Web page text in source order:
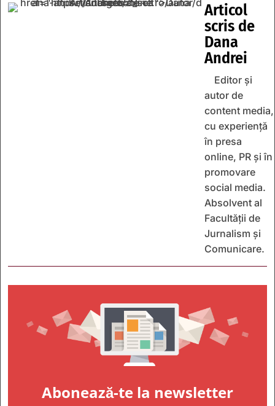
Articol
scris de
Dana
Andrei
Editor și
autor de
content media,
cu experiență
în presa
online, PR și în
promovare
social media.
Absolvent al
Facultății de
Jurnalism și
Comunicare.
Abonează-te la newsletter